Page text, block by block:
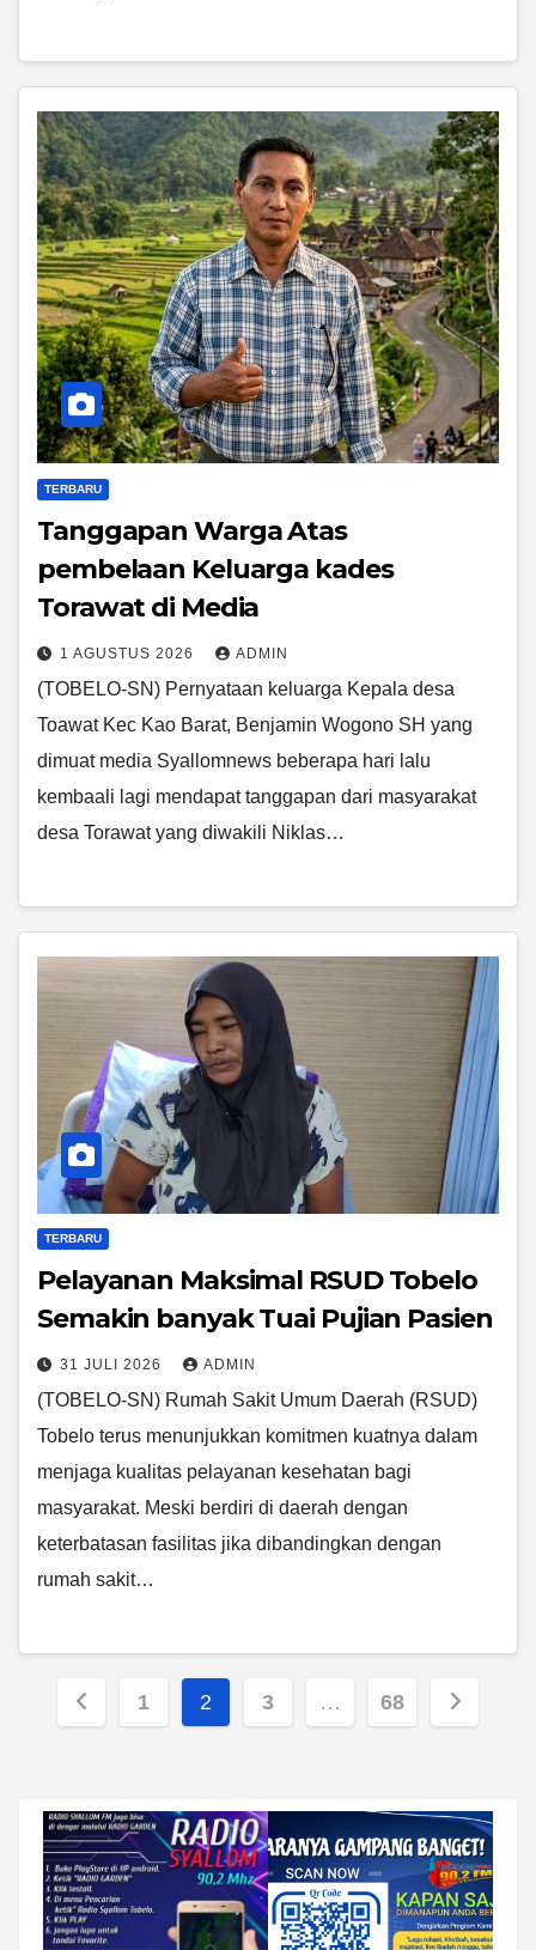
TERBARU
Tanggapan Warga Atas
pembelaan Keluarga kades
Torawat di Media
1 AGUSTUS 2026 ADMIN
(TOBELO-SN) Pernyataan keluarga Kepala desa
Toawat Kec Kao Barat, Benjamin Wogono SH yang
dimuat media Syallomnews beberapa hari lalu
kembaali lagi mendapat tanggapan dari masyarakat
desa Torawat yang diwakili Niklas…
TERBARU
Pelayanan Maksimal RSUD Tobelo
Semakin banyak Tuai Pujian Pasien
31 JULI 2026 ADMIN
(TOBELO-SN) Rumah Sakit Umum Daerah (RSUD)
Tobelo terus menunjukkan komitmen kuatnya dalam
menjaga kualitas pelayanan kesehatan bagi
masyarakat. Meski berdiri di daerah dengan
keterbatasan fasilitas jika dibandingkan dengan
rumah sakit…
Paginasi
1 2 3 … 68